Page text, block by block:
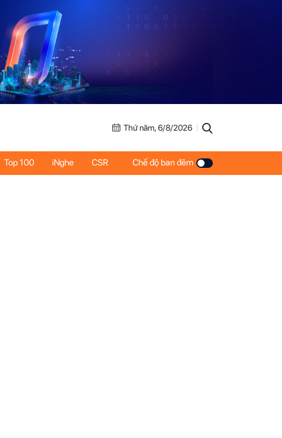
Thứ năm, 6/8/2026
Top 100 iNghe CSR Chế độ ban đêm